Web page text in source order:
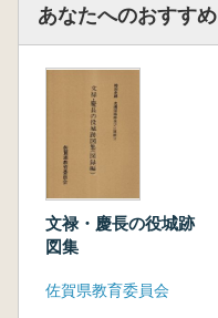
あなたへのおすすめ
文禄・慶長の役城跡
図集
佐賀県教育委員会